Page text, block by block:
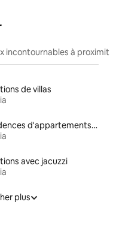
incontournables à
de villas
Résidences d'appartements en location
avec jacuzzi
plus